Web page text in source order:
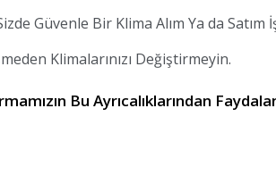
Güvenle Bir Klima Alım Ya da
Klimalarınızı Değiştirmeyin.
Bu Ayrıcalıklarından